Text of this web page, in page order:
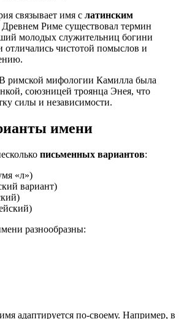
связывает имя с латинским
Риме существовал термин
молодых служительниц богини
чистотой помыслов и
римской мифологии Камилла была
союзницей троянца Энея, что
силы и независимости.
имени
письменных вариантов:
«л»)
вариант)
разнообразны:
адаптируется по-своему. Например, в